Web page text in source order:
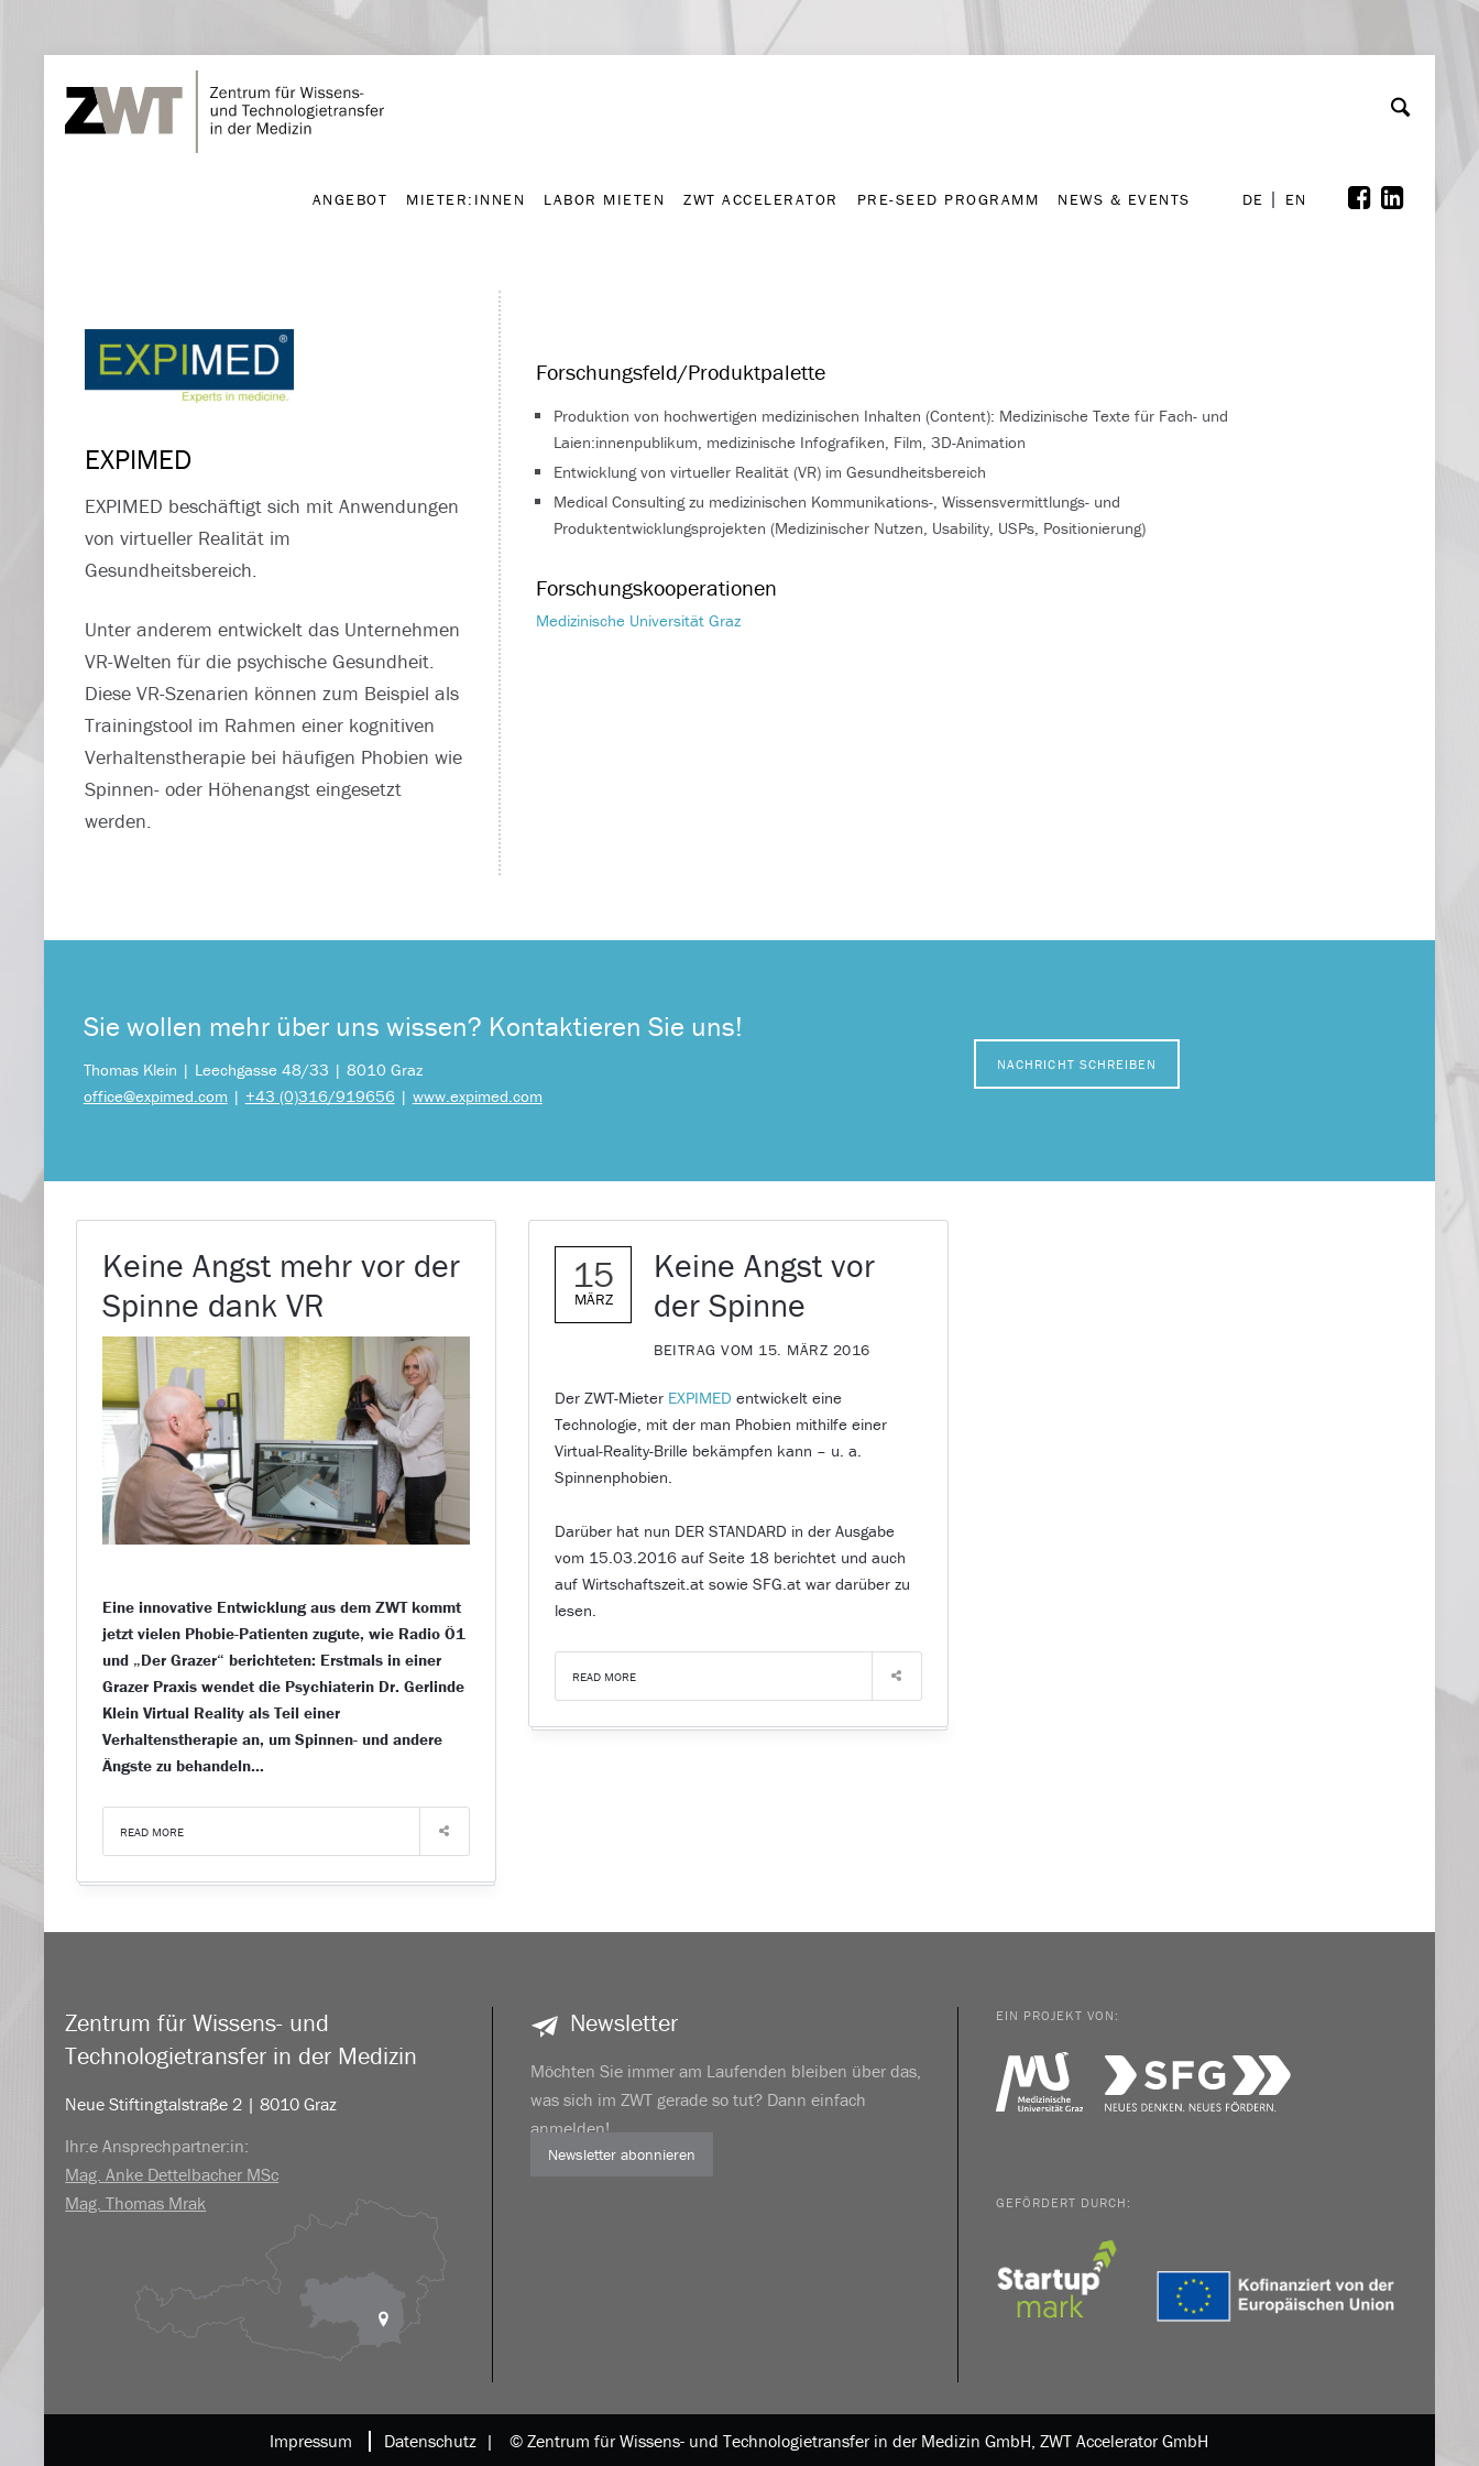
ANGEBOT
ANGEBOT MIETER:INNEN LABOR MIETEN ZWT ACCELERATOR PRE-SEED PROGRAMM NEWS & EVENTS DE EN
EXPIMED
EXPIMED beschäftigt sich mit Anwendungen
von virtueller Realität im
Gesundheitsbereich.
Unter anderem entwickelt das Unternehmen
VR-Welten für die psychische Gesundheit.
Diese VR-Szenarien können zum Beispiel als
Trainingstool im Rahmen einer kognitiven
Verhaltenstherapie bei häufigen Phobien wie
Spinnen- oder Höhenangst eingesetzt
werden.
Forschungsfeld/Produktpalette
Produktion von hochwertigen medizinischen Inhalten (Content): Medizinische Texte für Fach- und
Laien:innenpublikum, medizinische Infografiken, Film, 3D-Animation
Entwicklung von virtueller Realität (VR) im Gesundheitsbereich
Medical Consulting zu medizinischen Kommunikations-, Wissensvermittlungs- und
Produktentwicklungsprojekten (Medizinischer Nutzen, Usability, USPs, Positionierung)
Forschungskooperationen
Medizinische Universität Graz
Sie wollen mehr über uns wissen? Kontaktieren Sie uns!
Thomas Klein | Leechgasse 48/33 | 8010 Graz
office@expimed.com | +43 (0)316/919656| www.expimed.com
NACHRICHT SCHREIBEN
Keine Angst mehr vor der
Spinne dank VR
Eine innovative Entwicklung aus dem ZWT kommt
jetzt vielen Phobie-Patienten zugute, wie Radio Ö1
und „Der Grazer“ berichteten: Erstmals in einer
Grazer Praxis wendet die Psychiaterin Dr. Gerlinde
Klein Virtual Reality als Teil einer
Verhaltenstherapie an, um Spinnen- und andere
Ängste zu behandeln…
READ MORE
15
MÄRZ
Keine Angst vor
der Spinne
BEITRAG VOM 15. MÄRZ 2016
Der ZWT-Mieter EXPIMED entwickelt eine
Technologie, mit der man Phobien mithilfe einer
Virtual-Reality-Brille bekämpfen kann – u. a.
Spinnenphobien.
Darüber hat nun DER STANDARD in der Ausgabe
vom 15.03.2016 auf Seite 18 berichtet und auch
auf Wirtschaftszeit.at sowie SFG.at war darüber zu
lesen.
READ MORE
Zentrum für Wissens- und
Technologietransfer in der Medizin
Neue Stiftingtalstraße 2 | 8010 Graz
Ihr:e Ansprechpartner:in:
Mag. Anke Dettelbacher MSc
Mag. Thomas Mrak
Newsletter
Möchten Sie immer am Laufenden bleiben über das,
was sich im ZWT gerade so tut? Dann einfach
anmelden!
Newsletter abonnieren
EIN PROJEKT VON:
GEFÖRDERT DURCH:
Impressum Datenschutz | © Zentrum für Wissens- und Technologietransfer in der Medizin GmbH, ZWT Accelerator GmbH